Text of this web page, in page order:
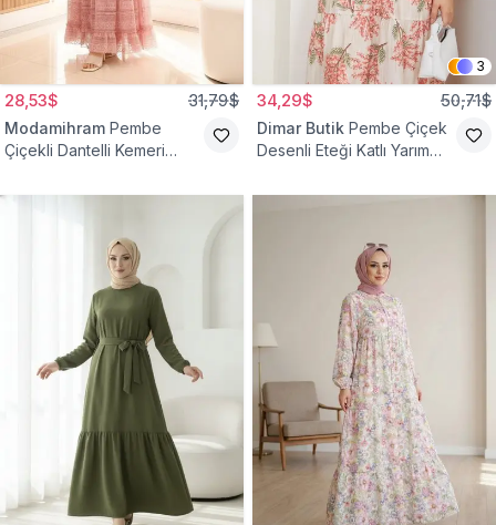
28,53$ 31,79$
Modamihram Pembe
Çiçekli Dantelli Kemeri
3
34,29$ 50,71$
Dimar Butik Pembe Çiçek
Desenli Eteği Katlı Yarım